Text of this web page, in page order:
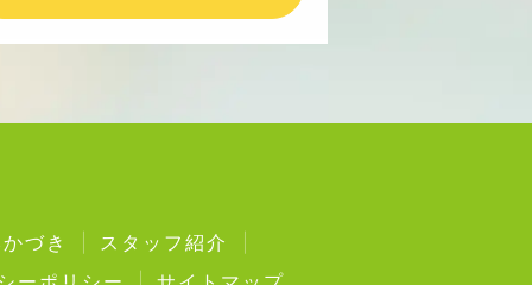
づき
スタッフ紹介